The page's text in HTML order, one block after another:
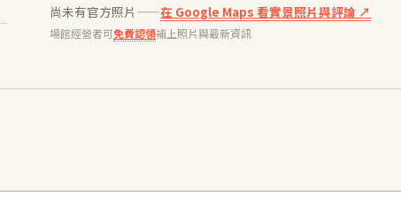
尚未有官方照片——在 Google Maps 看實景照片與評論 ↗
場館經營者可免費認領補上照片與最新資訊